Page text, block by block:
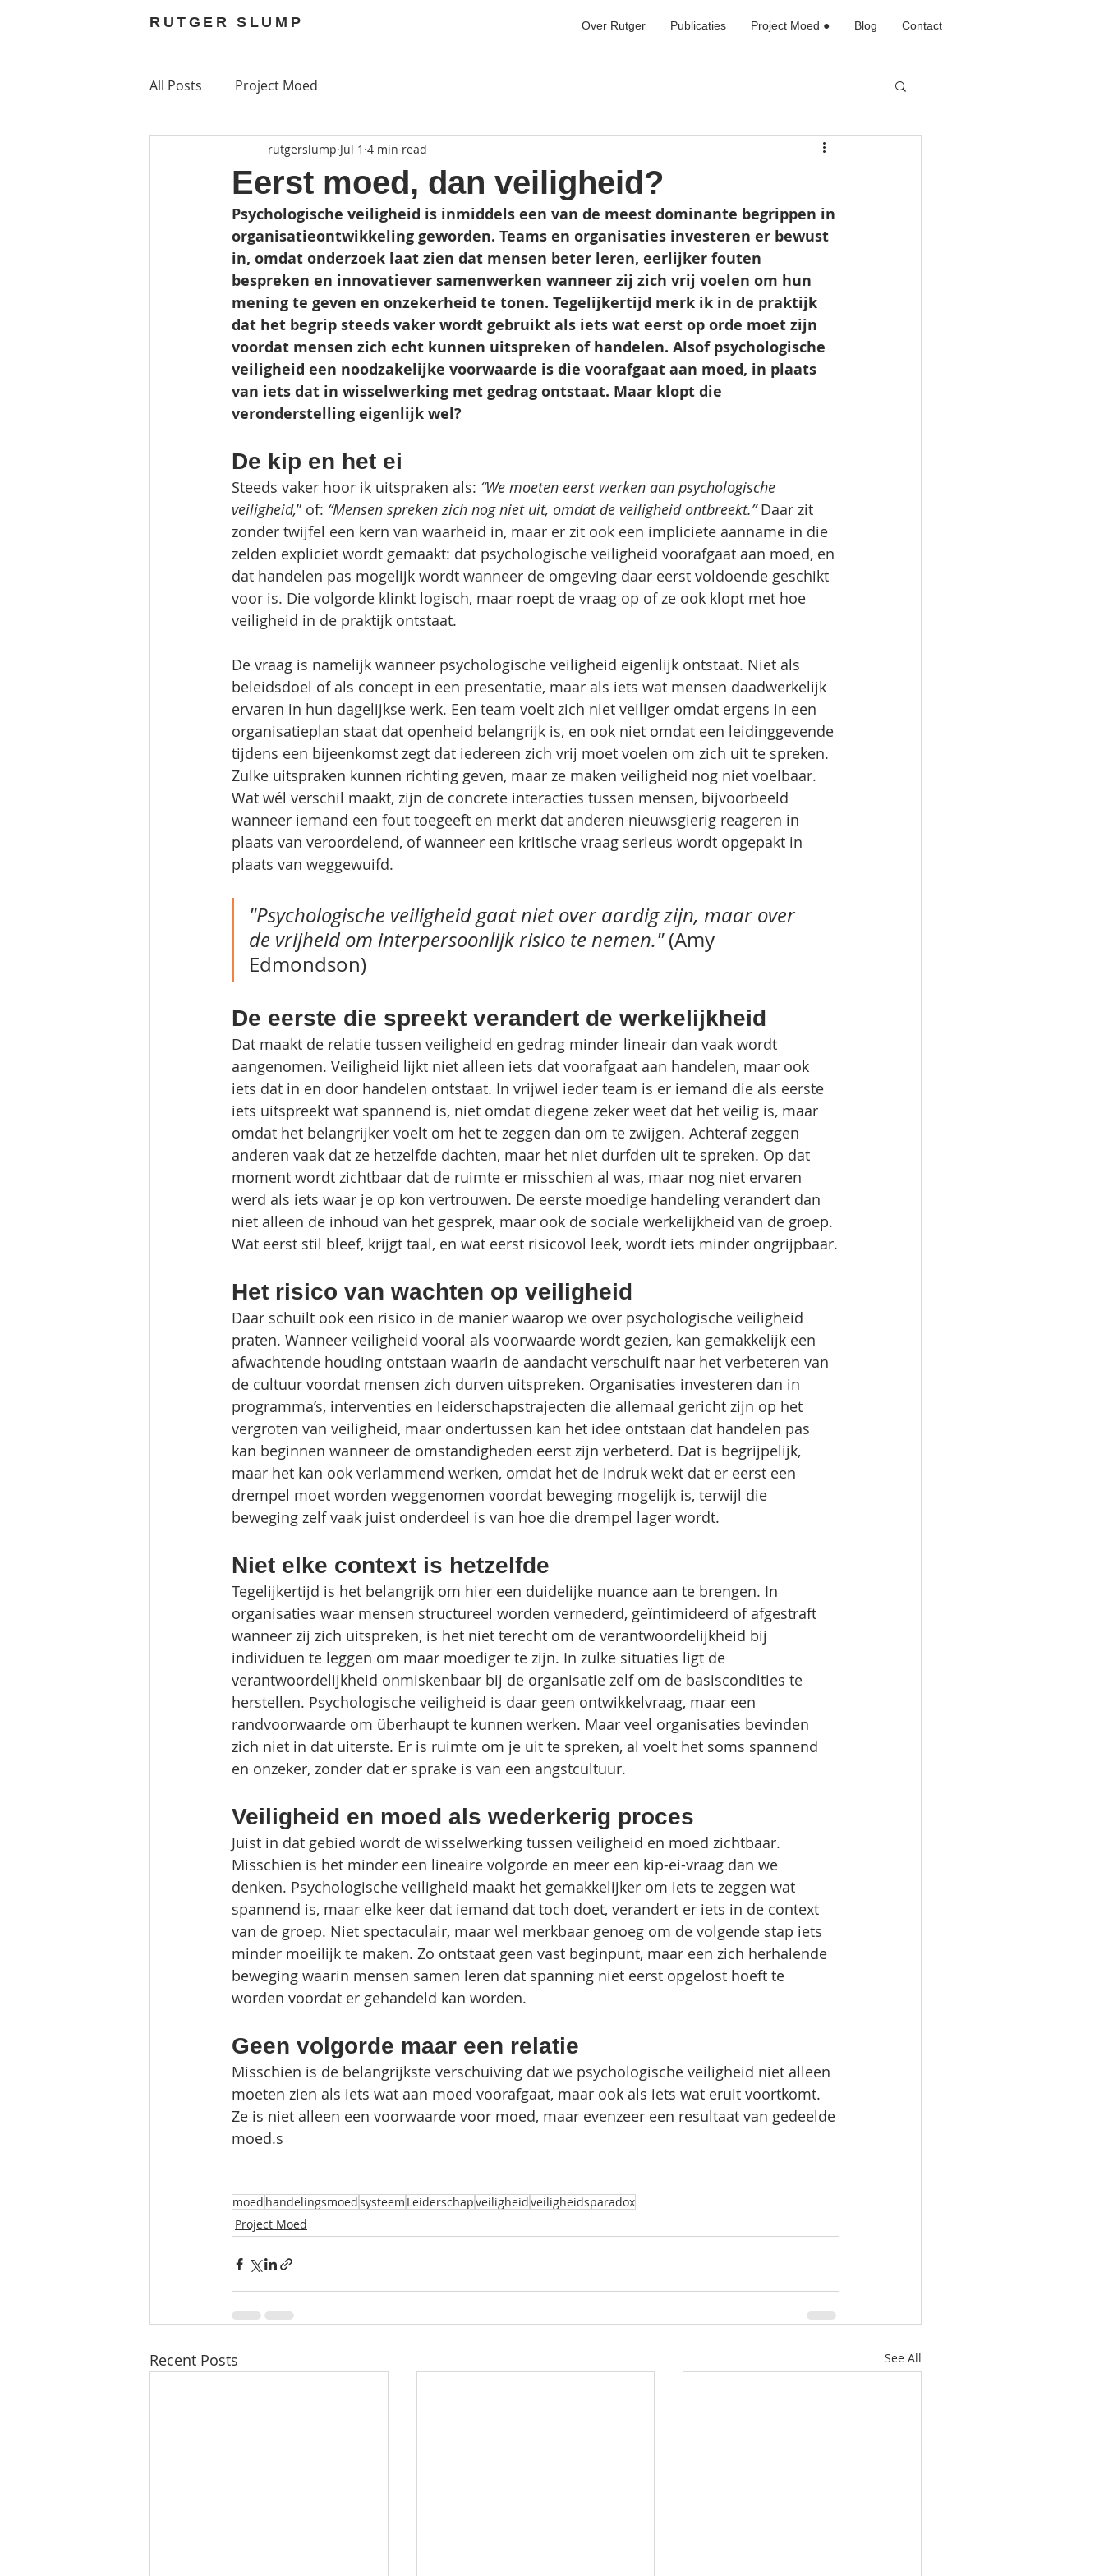
RUTGER SLUMP Over Rutger Publicaties Project Moed ● Blog Contact
All Posts Project Moed
Eerst moed, dan veiligheid?
rutgerslump Jul 1 4 min read
Psychologische veiligheid is inmiddels een van de meest dominante begrippen in
organisatieontwikkeling geworden. Teams en organisaties investeren er bewust
in, omdat onderzoek laat zien dat mensen beter leren, eerlijker fouten
bespreken en innovatiever samenwerken wanneer zij zich vrij voelen om hun
mening te geven en onzekerheid te tonen. Tegelijkertijd merk ik in de praktijk
dat het begrip steeds vaker wordt gebruikt als iets wat eerst op orde moet zijn
voordat mensen zich echt kunnen uitspreken of handelen. Alsof psychologische
veiligheid een noodzakelijke voorwaarde is die voorafgaat aan moed, in plaats
van iets dat in wisselwerking met gedrag ontstaat. Maar klopt die
veronderstelling eigenlijk wel?
De kip en het ei
Steeds vaker hoor ik uitspraken als: “We moeten eerst werken aan psychologische
veiligheid,” of: “Mensen spreken zich nog niet uit, omdat de veiligheid ontbreekt.” Daar zit
zonder twijfel een kern van waarheid in, maar er zit ook een impliciete aanname in die
zelden expliciet wordt gemaakt: dat psychologische veiligheid voorafgaat aan moed, en
dat handelen pas mogelijk wordt wanneer de omgeving daar eerst voldoende geschikt
voor is. Die volgorde klinkt logisch, maar roept de vraag op of ze ook klopt met hoe
veiligheid in de praktijk ontstaat.
De vraag is namelijk wanneer psychologische veiligheid eigenlijk ontstaat. Niet als
beleidsdoel of als concept in een presentatie, maar als iets wat mensen daadwerkelijk
ervaren in hun dagelijkse werk. Een team voelt zich niet veiliger omdat ergens in een
organisatieplan staat dat openheid belangrijk is, en ook niet omdat een leidinggevende
tijdens een bijeenkomst zegt dat iedereen zich vrij moet voelen om zich uit te spreken.
Zulke uitspraken kunnen richting geven, maar ze maken veiligheid nog niet voelbaar.
Wat wél verschil maakt, zijn de concrete interacties tussen mensen, bijvoorbeeld
wanneer iemand een fout toegeeft en merkt dat anderen nieuwsgierig reageren in
plaats van veroordelend, of wanneer een kritische vraag serieus wordt opgepakt in
plaats van weggewuifd.
"Psychologische veiligheid gaat niet over aardig zijn, maar over
de vrijheid om interpersoonlijk risico te nemen." (Amy
Edmondson)
De eerste die spreekt verandert de werkelijkheid
Dat maakt de relatie tussen veiligheid en gedrag minder lineair dan vaak wordt
aangenomen. Veiligheid lijkt niet alleen iets dat voorafgaat aan handelen, maar ook
iets dat in en door handelen ontstaat. In vrijwel ieder team is er iemand die als eerste
iets uitspreekt wat spannend is, niet omdat diegene zeker weet dat het veilig is, maar
omdat het belangrijker voelt om het te zeggen dan om te zwijgen. Achteraf zeggen
anderen vaak dat ze hetzelfde dachten, maar het niet durfden uit te spreken. Op dat
moment wordt zichtbaar dat de ruimte er misschien al was, maar nog niet ervaren
werd als iets waar je op kon vertrouwen. De eerste moedige handeling verandert dan
niet alleen de inhoud van het gesprek, maar ook de sociale werkelijkheid van de groep.
Wat eerst stil bleef, krijgt taal, en wat eerst risicovol leek, wordt iets minder ongrijpbaar.
Het risico van wachten op veiligheid
Daar schuilt ook een risico in de manier waarop we over psychologische veiligheid
praten. Wanneer veiligheid vooral als voorwaarde wordt gezien, kan gemakkelijk een
afwachtende houding ontstaan waarin de aandacht verschuift naar het verbeteren van
de cultuur voordat mensen zich durven uitspreken. Organisaties investeren dan in
programma’s, interventies en leiderschapstrajecten die allemaal gericht zijn op het
vergroten van veiligheid, maar ondertussen kan het idee ontstaan dat handelen pas
kan beginnen wanneer de omstandigheden eerst zijn verbeterd. Dat is begrijpelijk,
maar het kan ook verlammend werken, omdat het de indruk wekt dat er eerst een
drempel moet worden weggenomen voordat beweging mogelijk is, terwijl die
beweging zelf vaak juist onderdeel is van hoe die drempel lager wordt.
Niet elke context is hetzelfde
Tegelijkertijd is het belangrijk om hier een duidelijke nuance aan te brengen. In
organisaties waar mensen structureel worden vernederd, geïntimideerd of afgestraft
wanneer zij zich uitspreken, is het niet terecht om de verantwoordelijkheid bij
individuen te leggen om maar moediger te zijn. In zulke situaties ligt de
verantwoordelijkheid onmiskenbaar bij de organisatie zelf om de basiscondities te
herstellen. Psychologische veiligheid is daar geen ontwikkelvraag, maar een
randvoorwaarde om überhaupt te kunnen werken. Maar veel organisaties bevinden
zich niet in dat uiterste. Er is ruimte om je uit te spreken, al voelt het soms spannend
en onzeker, zonder dat er sprake is van een angstcultuur.
Veiligheid en moed als wederkerig proces
Juist in dat gebied wordt de wisselwerking tussen veiligheid en moed zichtbaar.
Misschien is het minder een lineaire volgorde en meer een kip-ei-vraag dan we
denken. Psychologische veiligheid maakt het gemakkelijker om iets te zeggen wat
spannend is, maar elke keer dat iemand dat toch doet, verandert er iets in de context
van de groep. Niet spectaculair, maar wel merkbaar genoeg om de volgende stap iets
minder moeilijk te maken. Zo ontstaat geen vast beginpunt, maar een zich herhalende
beweging waarin mensen samen leren dat spanning niet eerst opgelost hoeft te
worden voordat er gehandeld kan worden.
Geen volgorde maar een relatie
Misschien is de belangrijkste verschuiving dat we psychologische veiligheid niet alleen
moeten zien als iets wat aan moed voorafgaat, maar ook als iets wat eruit voortkomt.
Ze is niet alleen een voorwaarde voor moed, maar evenzeer een resultaat van gedeelde
moed.s
moed handelingsmoedsysteem Leiderschapveiligheidveiligheidsparadox
Project Moed
Recent Posts See All